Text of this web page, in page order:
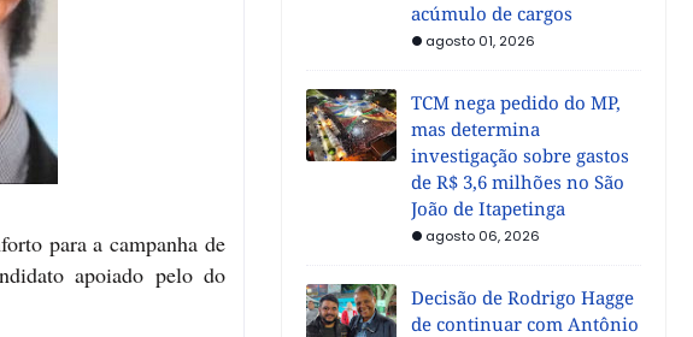
para a campanha de
apoiado pelo do
acúmulo de cargos
agosto 01, 2026
TCM nega pedido do MP,
mas determina
investigação sobre gastos
de R$ 3,6 milhões no São
João de Itapetinga
agosto 06, 2026
Decisão de Rodrigo Hagge
de continuar com Antônio